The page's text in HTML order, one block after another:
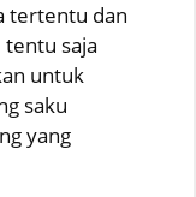
tertentu dan
saja
untuk
saku
yang